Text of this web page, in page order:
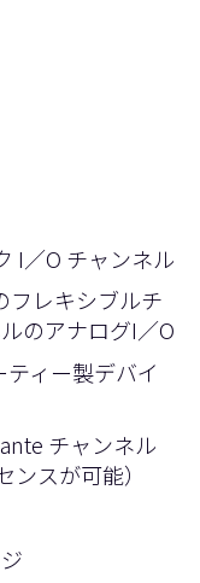
I／O チャンネル
フレキシブルチ
のアナログI／O
ティー製デバイ
チャンネル
スが可能）